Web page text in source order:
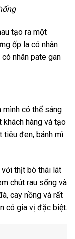
tạo ra một
ốp la có nhân
nhân pate gan
mình có thể sáng
hàng và tạo
tiêu đen, bánh mì
thịt bò thái lát
chút rau sống và
cay nồng và rất
có gia vị đặc biệt.